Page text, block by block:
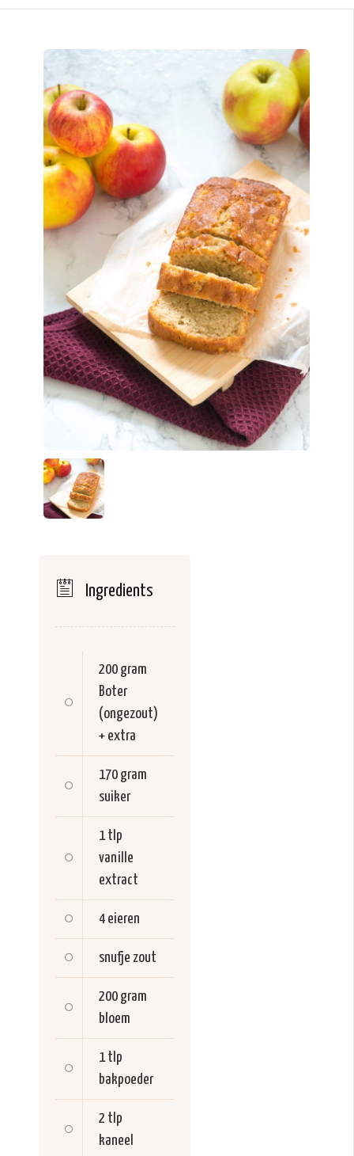
Ingredients
200 gram
Boter
(ongezout)
+ extra
170 gram
suiker
1 tlp
vanille
extract
4 eieren
snufje zout
200 gram
bloem
1 tlp
bakpoeder
2 tlp
kaneel